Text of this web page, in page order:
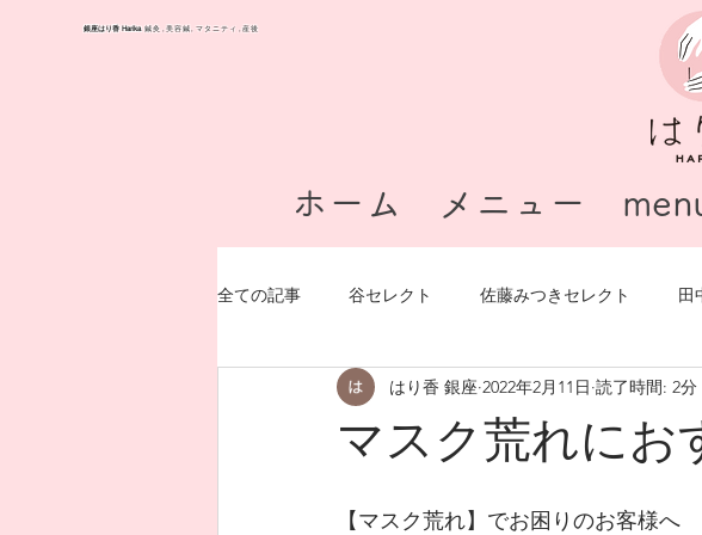
銀座はり香 Harika ​ 鍼灸,美容鍼,マタニティ,産後
ホーム メニュー
全ての記事 谷セレクト 佐藤みつきセレクト 田
メニュー（施術内容） 症状 無題のカテゴリー
マスク荒れにお
はり香 銀座 2022年2月11日 読了時間: 2分
【マスク荒れ】でお困りのお客様へ